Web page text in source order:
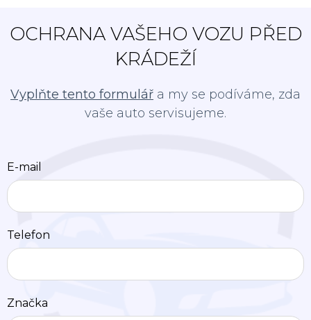
OCHRANA VAŠEHO VOZU PŘED
KRÁDEŽÍ
Vyplňte tento formulář a my se podíváme, zda
vaše auto servisujeme.
E-mail
Telefon
Značka